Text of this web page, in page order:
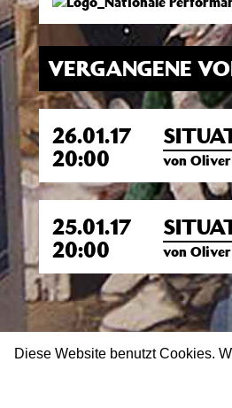
Diese Website benutzt Cookies.
VERGANGENE
26.01.17
20:00
von
25.01.17
20:00
von